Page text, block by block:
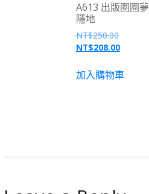
A613 出版圈圈夢
隱地
NT$250.00
NT$208.00
加入購物車